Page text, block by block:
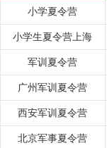
小学夏令营
小学生夏令营上海
军训夏令营
广州军训夏令营
西安军训夏令营
北京军事夏令营